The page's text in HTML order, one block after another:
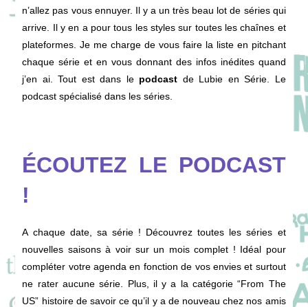
n’allez pas vous ennuyer. Il y a un très beau lot de séries qui
arrive. Il y en a pour tous les styles sur toutes les chaînes et
plateformes. Je me charge de vous faire la liste en pitchant
chaque série et en vous donnant des infos inédites quand
j’en ai. Tout est dans le podcast de Lubie en Série. Le
podcast spécialisé dans les séries.
ÉCOUTEZ LE PODCAST
!
A chaque date, sa série ! Découvrez toutes les séries et
nouvelles saisons à voir sur un mois complet ! Idéal pour
compléter votre agenda en fonction de vos envies et surtout
ne rater aucune série. Plus, il y a la catégorie “From The
US” histoire de savoir ce qu’il y a de nouveau chez nos amis